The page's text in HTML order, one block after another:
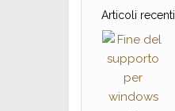
Articoli recenti